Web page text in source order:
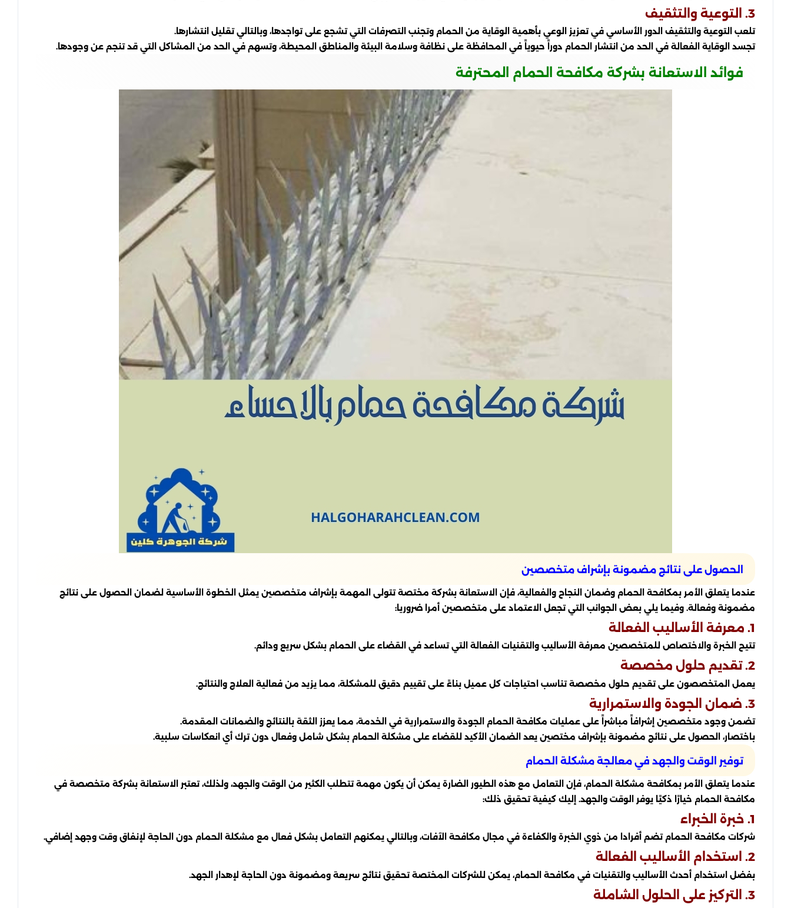
3. التوعية والتثقيف
تلعب التوعية والتثقيف الدور الأساسي في تعزيز الوعي بأهمية الوقاية من الحمام وتجنب التصرفات التي تشجع على تواجدها، وبالتالي تقليل انتشارها.
تجسد الوقاية الفعالة في الحد من انتشار الحمام دوراً حيوياً في المحافظة على نظافة وسلامة البيئة والمناطق المحيطة، وتسهم في الحد من المشاكل التي قد تنجم عن وجودها.
فوائد الاستعانة بشركة مكافحة الحمام المحترفة
الحصول على نتائج مضمونة بإشراف متخصصين
عندما يتعلق الأمر بمكافحة الحمام وضمان النجاح والفعالية، فإن الاستعانة بشركة مختصة تتولى المهمة بإشراف متخصصين يمثل الخطوة الأساسية لضمان الحصول على نتائج
مضمونة وفعالة. وفيما يلي بعض الجوانب التي تجعل الاعتماد على متخصصين أمرا ضروريا:
1. معرفة الأساليب الفعالة
تتيح الخبرة والاختصاص للمتخصصين معرفة الأساليب والتقنيات الفعالة التي تساعد في القضاء على الحمام بشكل سريع ودائم.
2. تقديم حلول مخصصة
يعمل المتخصصون على تقديم حلول مخصصة تناسب احتياجات كل عميل بناءً على تقييم دقيق للمشكلة، مما يزيد من فعالية العلاج والنتائج.
3. ضمان الجودة والاستمرارية
تضمن وجود متخصصين إشرافاً مباشراً على عمليات مكافحة الحمام الجودة والاستمرارية في الخدمة، مما يعزز الثقة بالنتائج والضمانات المقدمة.
باختصار، الحصول على نتائج مضمونة بإشراف مختصين يعد الضمان الأكيد للقضاء على مشكلة الحمام بشكل شامل وفعال دون ترك أي انعكاسات سلبية.
توفير الوقت والجهد في معالجة مشكلة الحمام
عندما يتعلق الأمر بمكافحة مشكلة الحمام، فإن التعامل مع هذه الطيور الضارة يمكن أن يكون مهمة تتطلب الكثير من الوقت والجهد، ولذلك، تعتبر الاستعانة بشركة متخصصة في
مكافحة الحمام خيارًا ذكيًا يوفر الوقت والجهد. إليك كيفية تحقيق ذلك:
1. خبرة الخبراء
شركات مكافحة الحمام تضم أفرادا من ذوي الخبرة والكفاءة في مجال مكافحة الآفات، وبالتالي يمكنهم التعامل بشكل فعال مع مشكلة الحمام دون الحاجة لإنفاق وقت وجهد إضافي.
2. استخدام الأساليب الفعالة
بفضل استخدام أحدث الأساليب والتقنيات في مكافحة الحمام، يمكن للشركات المختصة تحقيق نتائج سريعة ومضمونة دون الحاجة لإهدار الجهد.
3. التركيز على الحلول الشاملة